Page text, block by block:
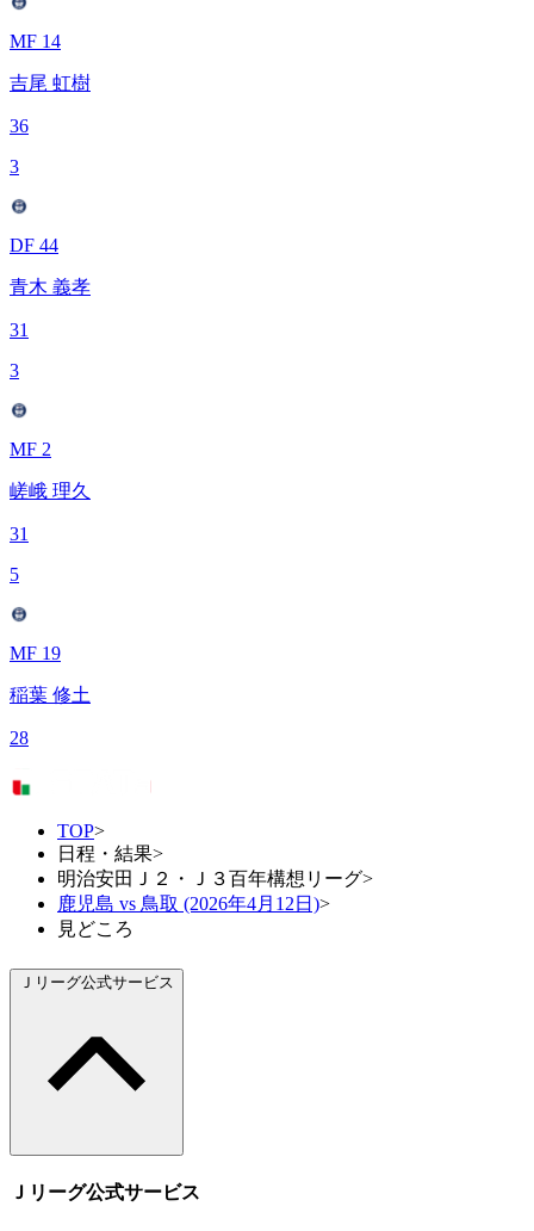
MF 14
吉尾 虹樹
36
3
DF 44
青木 義孝
31
3
MF 2
嵯峨 理久
31
5
MF 19
稲葉 修土
28
TOP>
日程・結果>
明治安田Ｊ２・Ｊ３百年構想リーグ>
鹿児島 vs 鳥取 (2026年4月12日)>
見どころ
Ｊリーグ公式サービス
Ｊリーグ公式サービス